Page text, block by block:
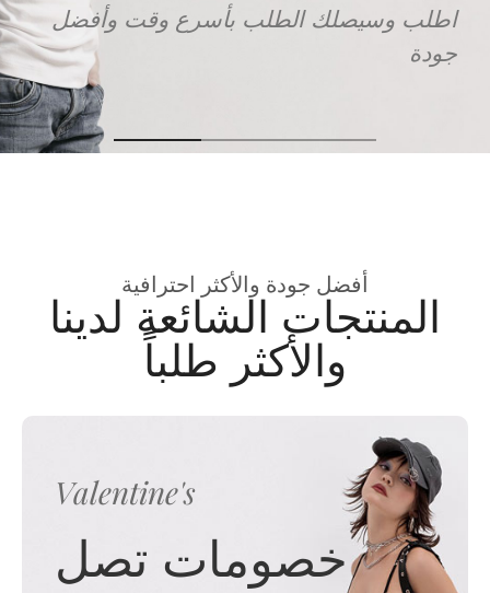
اطلب وسيصلك الطلب بأسرع وقت وأفضل
جودة
أفضل جودة والأكثر احترافية
المنتجات الشائعة لدينا
والأكثر طلباً
Valentine's
خصومات تصل